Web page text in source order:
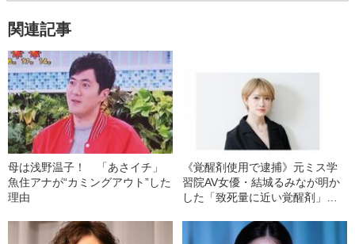
関連記事
母は浅野温子！ 「あさイチ」
魚住アナが“カミングアウト”した
理由
《覚醒剤使用で逮捕》元ミス学
習院AV女優・結城るみなが明か
した「致死量に近い覚醒剤」を
男との出会い”